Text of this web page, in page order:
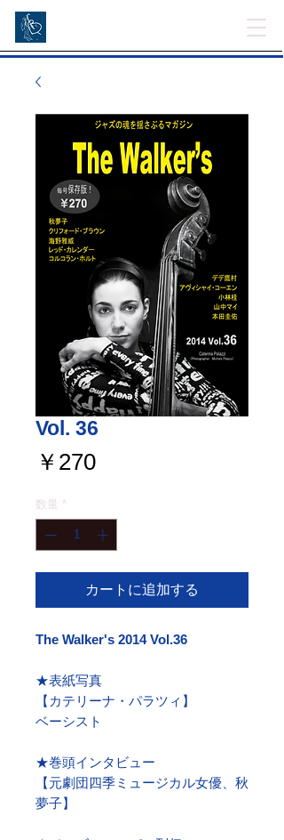
Vol. 36
￥270価
数量 *
カートに追加する
The Walker's 2014 Vol.36
★表紙写真
【カテリーナ・パラツィ】
ベーシスト
★巻頭インタビュー
【元劇団四季ミュージカル女優、秋
夢子】